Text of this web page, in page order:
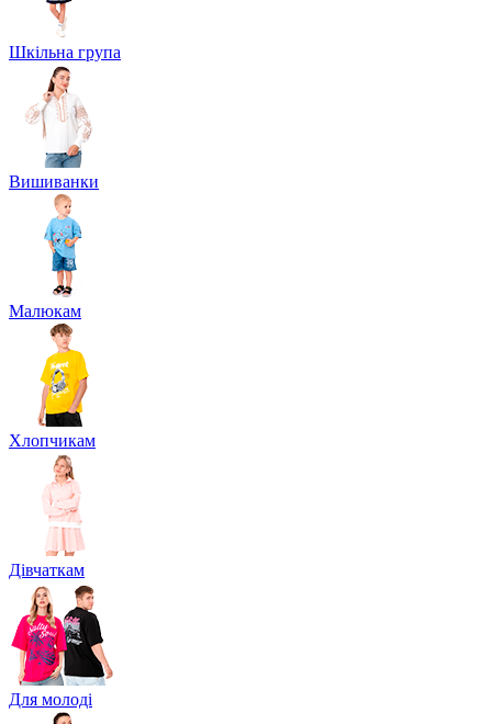
Шкільна група
Вишиванки
Малюкам
Хлопчикам
Дівчаткам
Для молоді